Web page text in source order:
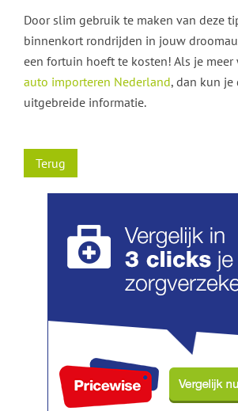
Door slim gebruik te maken van deze
binnenkort rondrijden in jouw
een fortuin hoeft te kosten! Als je
auto importeren Nederland, dan kun je
uitgebreide informatie.
Terug